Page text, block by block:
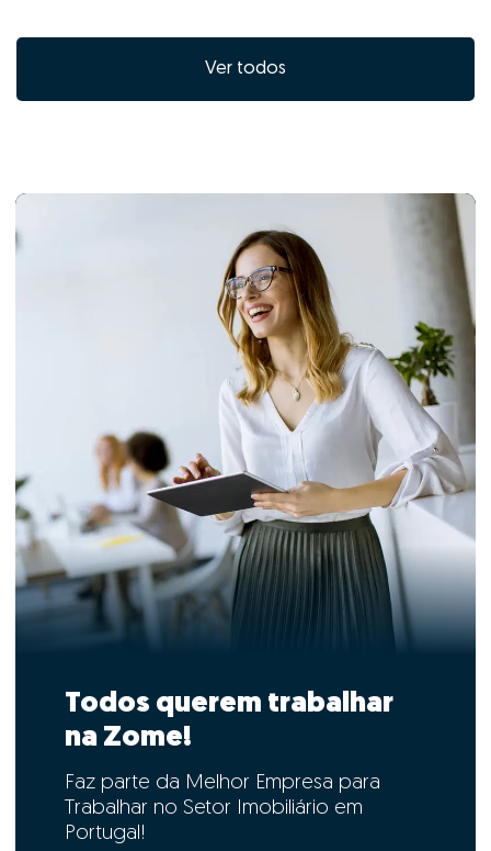
Ver todos
Todos querem trabalhar
na Zome!
Faz parte da Melhor Empresa para
Trabalhar no Setor Imobiliário em
Portugal!